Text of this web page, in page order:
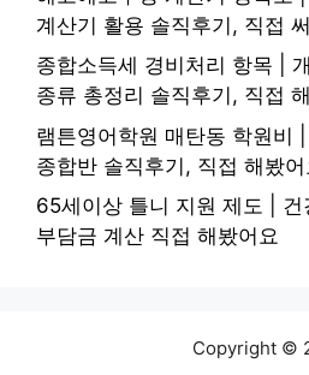
계산기 활용 솔직후기, 직접
종합소득세 경비처리 항목 |
종류 총정리 솔직후기, 직접
램튼영어학원 매탄동 학원비
종합반 솔직후기, 직접 해봤어
65세이상 틀니 지원 제도 | 건
부담금 계산 직접 해봤어요
Copyright ©